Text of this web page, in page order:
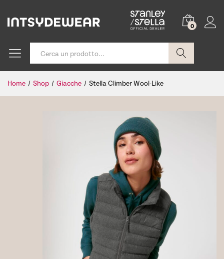
0
Cerca
Home / Shop / Giacche / Stella Climber Wool-Like